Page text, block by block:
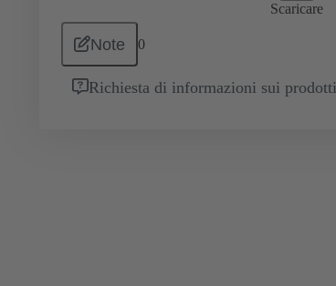
Scaricare
Note 0
Richiesta di informazioni sui prodotti